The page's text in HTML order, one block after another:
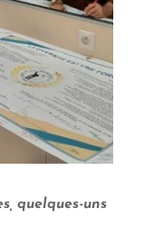
quelques-uns